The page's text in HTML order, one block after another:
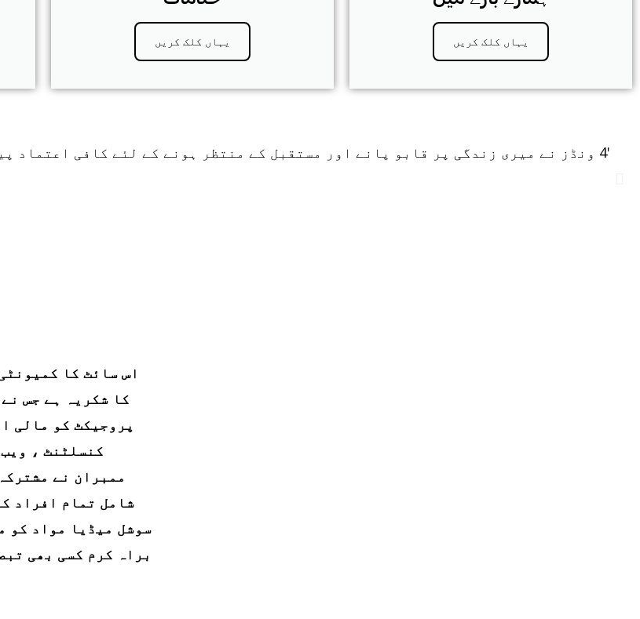
یہاں کلک کریں یہاں کلک کریں
'4 ونڈز نے میری زندگی پر قابو پانے اور مستقبل کے منتظر ہونے کے لئے کافی اعتماد پیدا کرنے میں میری مدد کی ہے۔'
اس سائٹ کا
کا شکریہ ہے جس
پروجیکٹ کو مالی
ممبران نے
شامل تمام افراد
سوشل میڈیا مواد کو
براہ کرم کسی بھی